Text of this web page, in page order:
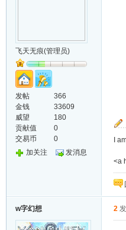
飞天无痕(管理员)
发帖
366
金钱
33609
威望
180
贡献值
0
交易币
0
加关注
发消息
I
<a
w字幻想 2